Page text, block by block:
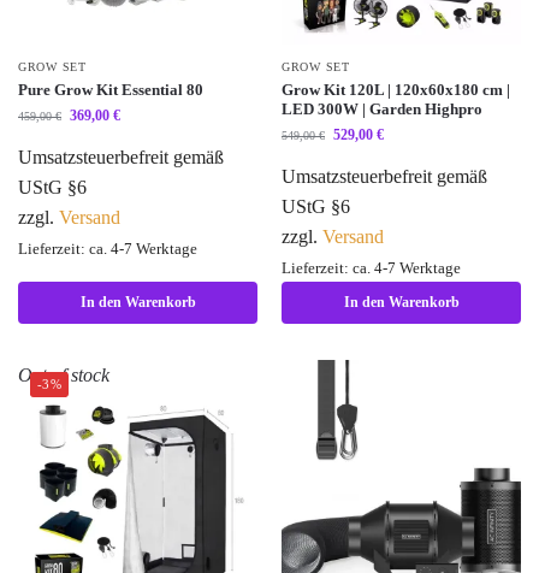
GROW SET
Pure Grow Kit Essential 80
459,00€ 369,00 €
Umsatzsteuerbefreit gemäß
UStG §6
zzgl. Versand
Lieferzeit: ca. 4-7 Werktage
In den Warenkorb
GROW SET
Grow Kit 120L | 120x60x180 cm |
LED 300W | Garden Highpro
549,00€ 529,00 €
Umsatzsteuerbefreit gemäß
UStG §6
zzgl. Versand
Lieferzeit: ca. 4-7 Werktage
In den Warenkorb
-3%
Out of stock